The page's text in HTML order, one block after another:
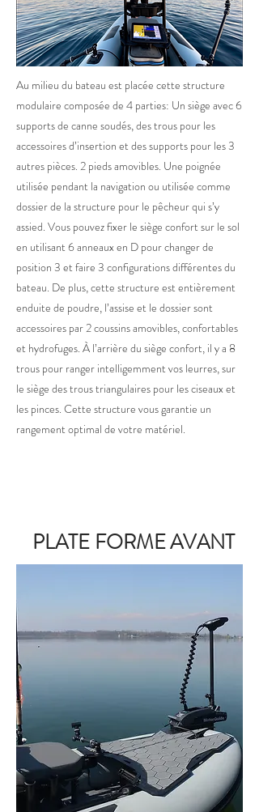
Au milieu du bateau est placée cette structure
modulaire composée de 4 parties: Un siège avec 6
supports de canne soudés, des trous pour les
accessoires d’insertion et des supports pour les 3
autres pièces. 2 pieds amovibles. Une poignée
utilisée pendant la navigation ou utilisée comme
dossier de la structure pour le pêcheur qui s’y
assied. Vous pouvez fixer le siège confort sur le sol
en utilisant 6 anneaux en D pour changer de
position 3 et faire 3 configurations différentes du
bateau. De plus, cette structure est entièrement
enduite de poudre, l’assise et le dossier sont
accessoires par 2 coussins amovibles, confortables
et hydrofuges. À l’arrière du siège confort, il y a 8
trous pour ranger intelligemment vos leurres, sur
le siège des trous triangulaires pour les ciseaux et
les pinces. Cette structure vous garantie un
rangement optimal de votre matériel.
PLATE FORME AVANT